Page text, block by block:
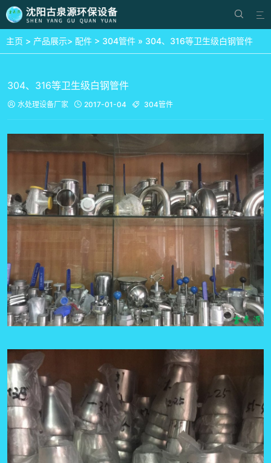


主页 > 产品展示> 配件 > 304管件 » 304、316等卫生级白钢管件
304、316等卫生级白钢管件
 水处理设备厂家  2017-01-04  304管件